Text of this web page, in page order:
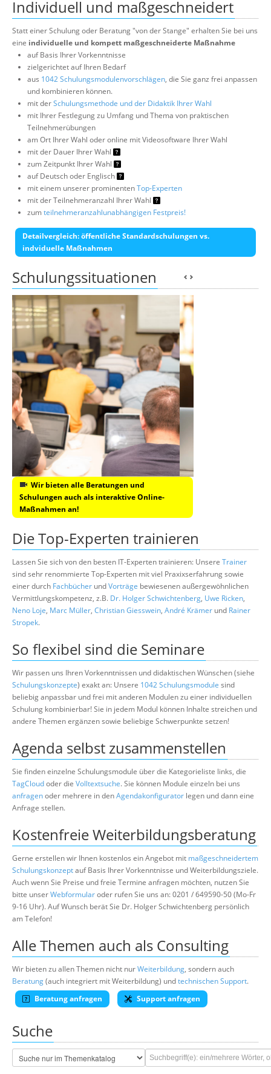
Individuell und maßgeschneidert
Statt einer Schulung oder Beratung "von der Stange" erhalten Sie bei uns
eine individuelle und kompett maßgeschneiderte Maßnahme
auf Basis Ihrer Vorkenntnisse
zielgerichtet auf Ihren Bedarf
aus 1042 Schulungsmodulenvorschlägen, die Sie ganz frei anpassen
und kombinieren können.
mit derSchulungsmethode und der Didaktik Ihrer Wahl
mit Ihrer Festlegung zu Umfang und Thema von praktischen
Teilnehmerübungen
am Ort Ihrer Wahl oder online mit Videosoftware Ihrer Wahl
mit der Dauer Ihrer Wahl
zum Zeitpunkt Ihrer Wahl
auf Deutsch oder Englisch
mit einem unserer prominentenTop-Experten
mit der Teilnehmeranzahl Ihrer Wahl
zumteilnehmeranzahlunabhängigen Festpreis!
Detailvergleich: öffentliche Standardschulungen vs.
indviduelle Maßnahmen
Schulungssituationen
Wir bieten alle Beratungen und
Schulungen auch als interaktive Online-
Maßnahmen an!
Die Top-Experten trainieren
Lassen Sie sich von den besten IT-Experten trainieren: Unsere Trainer
sind sehr renommierte Top-Experten mit viel Praxixserfahrung sowie
einer durch Fachbücher undVorträge bewiesenen außergewöhnlichen
Vermittlungskompetenz, z.B. Dr. Holger Schwichtenberg, Uwe Ricken,
Neno Loje, Marc Müller, Christian Giesswein, André Krämer und Rainer
Stropek.
So flexibel sind die Seminare
Wir passen uns Ihren Vorkenntnissen und didaktischen Wünschen (siehe
Schulungskonzepte) exakt an: Unsere 1042 Schulungsmodule sind
beliebig anpassbar und frei mit anderen Modulen zu einer individuellen
Schulung kombinierbar! Sie in jedem Modul können Inhalte streichen und
andere Themen ergänzen sowie beliebige Schwerpunkte setzen!
Agenda selbst zusammenstellen
Sie finden einzelne Schulungsmodule über die Kategorieliste links, die
TagCloudoder die Volltextsuche. Sie können Module einzeln bei uns
anfragenoder mehrere in denAgendakonfigurator legen und dann eine
Anfrage stellen.
Kostenfreie Weiterbildungsberatung
Gerne erstellen wir Ihnen kostenlos ein Angebot mit maßgeschneidertem
Schulungskonzeptauf Basis Ihrer Vorkenntnisse und Weiterbildungsziele.
Auch wenn Sie Preise und freie Termine anfragen möchten, nutzen Sie
bitte unserWebformularoder rufen Sie uns an: 0201 / 649590-50 (Mo-Fr
9-16 Uhr). Auf Wunsch berät Sie Dr. Holger Schwichtenberg persönlich
am Telefon!
Alle Themen auch als Consulting
Wir bieten zu allen Themen nicht nurWeiterbildung, sondern auch
Beratung(auch integriert mit Weiterbildung) undtechnischen Support.
Beratung anfragen
Support anfragen
Suche